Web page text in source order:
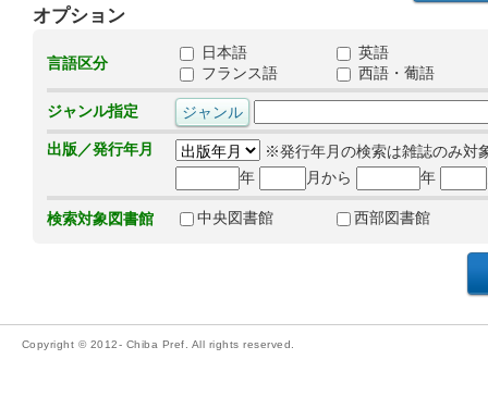
オプション
言語区分
日本語
英語
フランス語
西語・葡語
ジャンル指定
出版／発行年月
※発行年月の検索は雑誌のみ対
年
月から 年
検索対象図書館 中央図書館 西部図書館
Copyright © 2012- Chiba Pref. All rights reserved.